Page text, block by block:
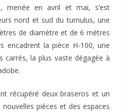
menée en avril et mai, s’est
nord et sud du tumulus, une
de diamètre et de 6 mètres
encadrent la pièce H-100, une
carrés, la plus vaste dégagée à
récupéré deux braseros et un
pièces et des espaces